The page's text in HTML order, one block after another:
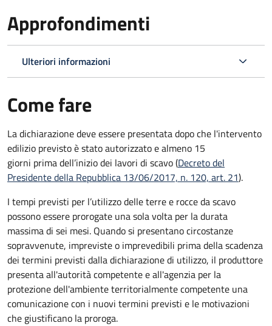
Approfondimenti
Ulteriori informazioni
Come fare
La dichiarazione deve essere presentata dopo che l'intervento
edilizio previsto è stato autorizzato e almeno 15
giorni primadell’inizio dei lavori di scavo (Decreto del
Presidente della Repubblica 13/06/2017, n. 120, art. 21).
I tempi previsti per l’utilizzo delle terre e rocce da scavo
possono essere prorogate una sola volta per la durata
massima di sei mesi. Quando si presentano circostanze
sopravvenute, impreviste o imprevedibili prima della scadenza
dei termini previsti dalla dichiarazione di utilizzo, il produttore
presenta all'autorità competente e all'agenzia per la
protezione dell'ambiente territorialmente competente una
comunicazione con i nuovi termini previsti e le motivazioni
che giustificano la proroga.